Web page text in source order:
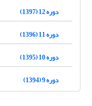
دوره 12 (1397)
دوره 11 (1396)
دوره 10 (1395)
دوره 9 (1394)